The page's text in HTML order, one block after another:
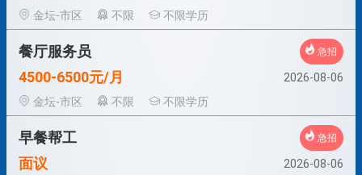
金坛-市区
不限 不限学历
餐厅服务员 急招
4500-6500元/月
2026-08-06
金坛-市区
不限 不限学历
早餐帮工 急招
面议
2026-08-06